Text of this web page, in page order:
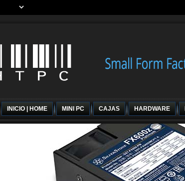
INICIO | HOME MINI PC CAJAS HARDWARE